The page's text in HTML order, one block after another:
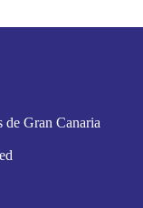
Gran Canaria